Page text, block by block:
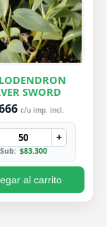
SWORD
c/u imp. incl.
+
Sub: $83.300
al carrito